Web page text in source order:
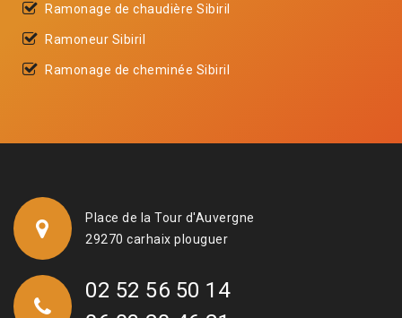
Ramonage de chaudière Sibiril
Ramoneur Sibiril
Ramonage de cheminée Sibiril
Place de la Tour d'Auvergne
29270 carhaix plouguer
02 52 56 50 14